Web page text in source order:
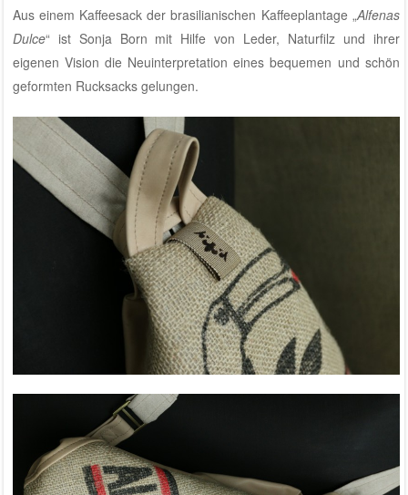
Aus einem Kaffeesack der brasilianischen Kaffeeplantage „Alfenas
Dulce“ ist Sonja Born mit Hilfe von Leder, Naturfilz und ihrer
eigenen Vision die Neuinterpretation eines bequemen und schön
geformten Rucksacks gelungen.